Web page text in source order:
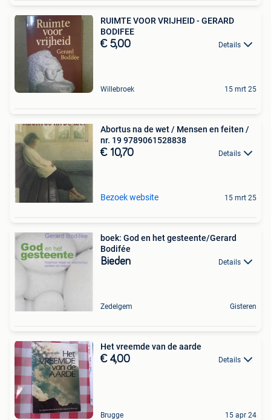
RUIMTE VOOR VRIJHEID - GERARD
BODIFEE
€ 5,00 Details
Willebroek 15 mrt 25
Abortus na de wet / Mensen en feiten /
nr. 19 9789061528838
€ 10,70 Details
Bezoek website 15 mrt 25
boek: God en het gesteente/Gerard
Bodifée
Bieden Details
Zedelgem Gisteren
Het vreemde van de aarde
€ 4,00 Details
Brugge 15 apr 24